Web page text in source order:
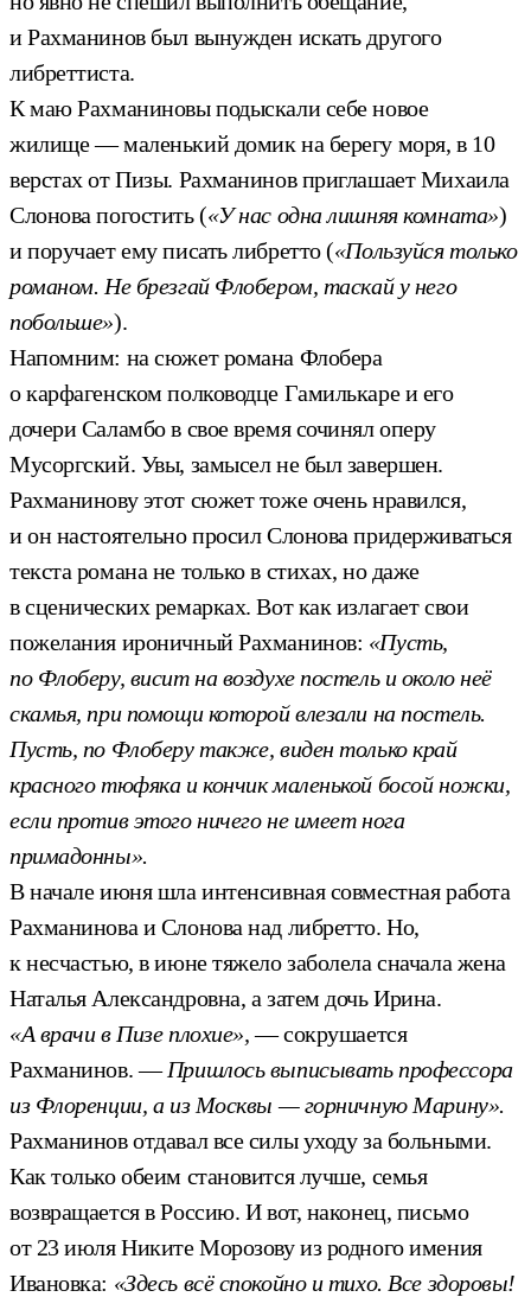
и Рахманинов был вынужден искать другого
либреттиста.
К маю Рахманиновы подыскали себе новое
жилище — маленький домик на берегу моря, в 10
верстах от Пизы. Рахманинов приглашает Михаила
Слонова погостить («У нас одна лишняя комната»)
и поручает ему писать либретто («Пользуйся только
романом. Не брезгай Флобером, таскай у него
побольше»).
Напомним: на сюжет романа Флобера
о карфагенском полководце Гамилькаре и его
дочери Саламбо в свое время сочинял оперу
Мусоргский. Увы, замысел не был завершен.
Рахманинову этот сюжет тоже очень нравился,
и он настоятельно просил Слонова придерживаться
текста романа не только в стихах, но даже
в сценических ремарках. Вот как излагает свои
пожелания ироничный Рахманинов: «Пусть,
по Флоберу, висит на воздухе постель и около неё
скамья, при помощи которой влезали на постель.
Пусть, по Флоберу также, виден только край
красного тюфяка и кончик маленькой босой ножки,
если против этого ничего не имеет нога
примадонны».
В начале июня шла интенсивная совместная работа
Рахманинова и Слонова над либретто. Но,
к несчастью, в июне тяжело заболела сначала жена
Наталья Александровна, а затем дочь Ирина.
«А врачи в Пизе плохие»,— сокрушается
Рахманинов. —Пришлось выписывать профессора
из Флоренции, а из Москвы — горничную Марину».
Рахманинов отдавал все силы уходу за больными.
Как только обеим становится лучше, семья
возвращается в Россию. И вот, наконец, письмо
от 23 июля Никите Морозову из родного имения
Ивановка: «Здесь всё спокойно и тихо. Все здоровы!